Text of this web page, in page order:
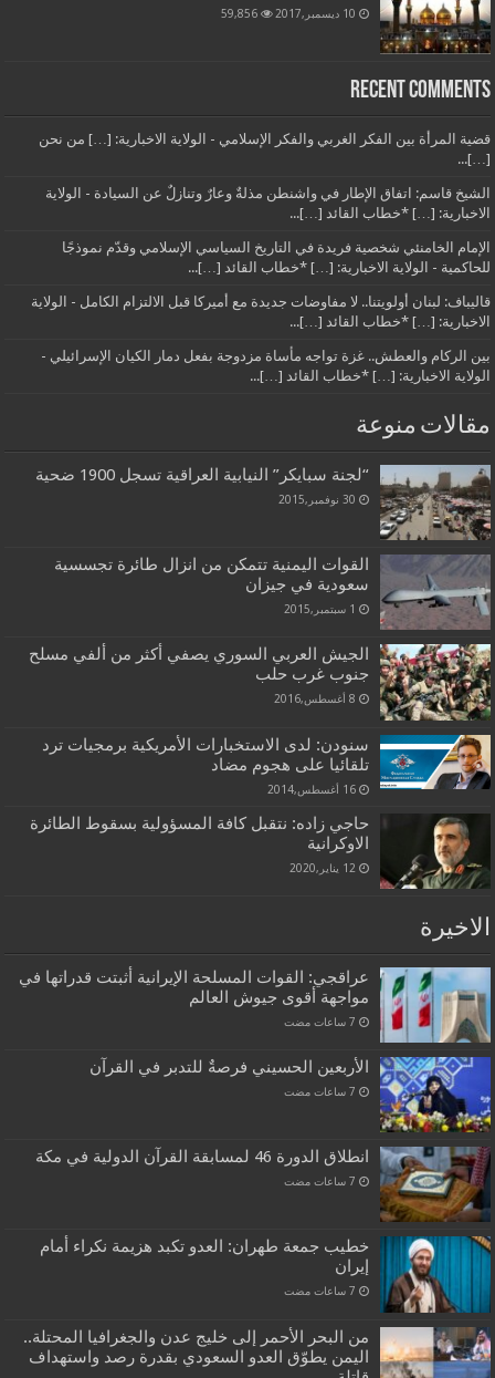
10 ديسمبر,2017 59,856
Recent Comments
قضية المرأة بين الفكر الغربي والفكر الإسلامي - الولاية الاخبارية: […] من نحن
[…]...
الشيخ قاسم: اتفاق الإطار في واشنطن مذلةٌ وعارٌ وتنازلٌ عن السيادة - الولاية
الاخبارية: […] *خطاب القائد […]...
الإمام الخامنئي شخصية فريدة في التاريخ السياسي الإسلامي وقدّم نموذجًا
للحاكمية - الولاية الاخبارية: […] *خطاب القائد […]...
قاليباف: لبنان أولويتنا.. لا مفاوضات جديدة مع أميركا قبل الالتزام الكامل - الولاية
الاخبارية: […] *خطاب القائد […]...
بين الركام والعطش.. غزة تواجه مأساة مزدوجة بفعل دمار الكيان الإسرائيلي -
الولاية الاخبارية: […] *خطاب القائد […]...
مقالات منوعة
“لجنة سبايكر” النيابية العراقية تسجل 1900 ضحية
30 نوفمبر,2015
القوات اليمنية تتمكن من انزال طائرة تجسسية
سعودية في جيزان
1 سبتمبر,2015
الجيش العربي السوري يصفي أكثر من ألفي مسلح
جنوب غرب حلب
8 أغسطس,2016
سنودن: لدى الاستخبارات الأمريكية برمجيات ترد
تلقائيا على هجوم مضاد
16 أغسطس,2014
حاجي زاده: نتقبل كافة المسؤولية بسقوط الطائرة
الاوكرانية
12 يناير,2020
الاخيرة
عراقجي: القوات المسلحة الإيرانية أثبتت قدراتها في
مواجهة أقوى جيوش العالم
الأربعين الحسيني فرصةٌ للتدبر في القرآن
انطلاق الدورة 46 لمسابقة القرآن الدولية في مكة
خطيب جمعة طهران: العدو تكبد هزيمة نكراء أمام
إيران
من البحر الأحمر إلى خليج عدن والجغرافيا المحتلة..
اليمن يطوّق العدو السعودي بقدرة رصد واستهداف